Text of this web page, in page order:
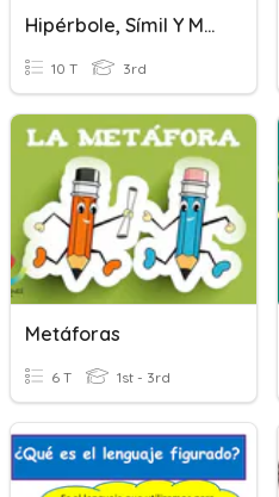
Hipérbole, Símil Y Metáfora
10 T 3rd
Metáforas
6 T 1st - 3rd